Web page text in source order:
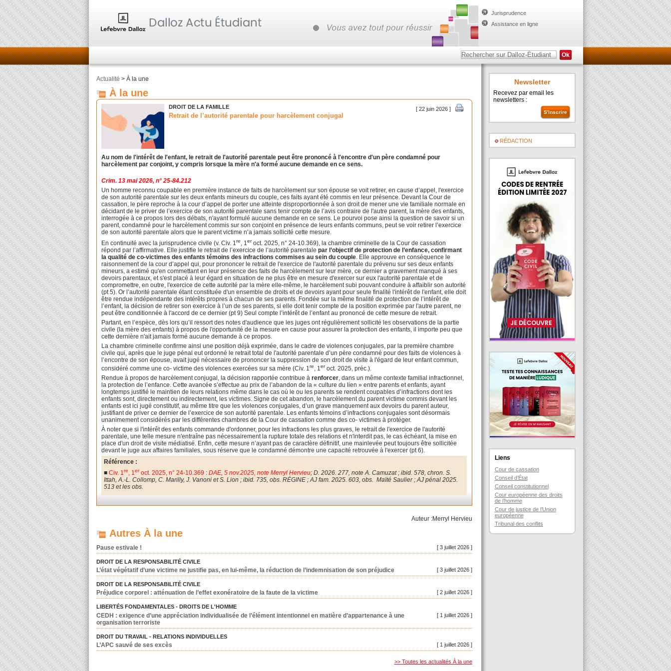
Jurisprudence
Assistance en ligne
Actualité > À la une
À la une
[ 22 juin 2026 ]
DROIT DE LA FAMILLE
Retrait de l’autorité parentale pour harcèlement conjugal
Au nom de l'intérêt de l'enfant, le retrait de l'autorité parentale peut être prononcé à l'encontre d'un père condamné pour
harcèlement par conjoint, y compris lorsque la mère n'a formé aucune demande en ce sens.
Crim. 13 mai 2026, n° 25-84.212
Un homme reconnu coupable en première instance de faits de harcèlement sur son épouse se voit retirer, en cause d’appel, l'exercice
de son autorité parentale sur les deux enfants mineurs du couple, ces faits ayant été commis en leur présence. Devant la Cour de
cassation, le père reproche à la cour d’appel de porter une atteinte disproportionnée à son droit de mener une vie familiale normale en
décidant de le priver de l’exercice de son autorité parentale sans tenir compte de l’avis contraire de l'autre parent, la mère des enfants,
interrogée à ce propos lors des débats, n'ayant formulé aucune demande en ce sens. Le pourvoi pose ainsi la question de savoir si un
parent, condamné pour le harcèlement commis sur son conjoint en présence de leurs enfants communs, peut se voir retirer l’exercice
de son autorité parentale alors que le parent victime n’a jamais sollicité cette mesure.
En continuité avec la jurisprudence civile (v. Civ. 1re, 1er oct. 2025, n° 24-10.369), la chambre criminelle de la Cour de cassation
répond par l’affirmative. Elle justifie le retrait de l’exercice de l’autorité parentalepar l’objectif de protection de l’enfance, confirmant
la qualité de co-victimes des enfants témoins des infractions commises au sein du couple. Elle approuve en conséquence le
raisonnement de la cour d’appel qui, pour prononcer le retrait de l'exercice de l'autorité parentale du prévenu sur ses deux enfants
mineurs, a estimé qu'en commettant en leur présence des faits de harcèlement sur leur mère, ce dernier a gravement manqué à ses
devoirs parentaux, et s'est placé à leur égard en situation de ne plus être en mesure d'exercer sur eux l'autorité parentale et de
compromettre, en outre, l'exercice de cette autorité par la mère elle-même, le harcèlement subi pouvant conduire à affaiblir son autorité
(pt 5). Or l’autorité parentale étant constituée d'un ensemble de droits et de devoirs ayant pour seule finalité l'intérêt de l'enfant, elle doit
être rendue indépendante des intérêts propres à chacun de ses parents. Fondée sur la même finalité de protection de l’intérêt de
l’enfant, la décision de retirer son exercice à l’un de ses parents, si elle doit tenir compte de la position exprimée par l'autre parent, ne
peut être conditionnée à l'accord de ce dernier (pt 9) Seul compte l’intérêt de l’enfant au prononcé de cette mesure de retrait.
Partant, en l’espèce, dès lors qu’il ressort des notes d'audience que les juges ont régulièrement sollicité les observations de la partie
civile (la mère des enfants) à propos de l'opportunité de la mesure en cause pour assurer la protection des enfants, il importe peu que
cette dernière n'ait jamais formé aucune demande à ce propos.
La chambre criminelle confirme ainsi une position déjà exprimée, dans le cadre de violences conjugales, par la première chambre
civile qui, après que le juge pénal eut ordonné le retrait total de l'autorité parentale d’un père condamné pour des faits de violences à
l’encontre de son épouse, avait jugé nécessaire de prononcer la suppression de son droit de visite à l'égard de leur enfant commun,
considéré comme une co- victime des violences exercées sur sa mère (Civ. 1re, 1er oct. 2025, préc.).
Rendue à propos de harcèlement conjugal, la décision rapportée contribue àrenforcer , dans un même contexte familial infractionnel,
la protection de l’enfance. Cette avancée s’effectue au prix de l’abandon de la « culture du lien » entre parents et enfants, ayant
longtemps justifié le maintien de leurs relations même dans le cas où le ou les parents se rendent coupables d’infractions dont les
enfants sont, directement ou indirectement, les victimes. Signe de cet abandon, le harcèlement du parent victime commis devant les
enfants est ici jugé constitutif, au même titre que les violences conjugales, d’un grave manquement aux devoirs du parent auteur,
justifiant de priver ce dernier de l’exercice de son autorité parentale. Les enfants témoins d’infractions conjugales sont désormais
unanimement considérés par les différentes chambres de la Cour de cassation comme des co- victimes à protéger.
À noter que si l'intérêt des enfants commande d'ordonner, pour les infractions les plus graves, le retrait de l'exercice de l'autorité
parentale, une telle mesure n'entraîne pas nécessairement la rupture totale des relations et n'interdit pas, le cas échéant, la mise en
place d'un droit de visite médiatisé. Enfin, cette mesure n’ayant pas de caractère définitif, une mainlevée peut toujours être sollicitée
devant le juge aux affaires familiales, sous réserve que le condamné démontre une capacité retrouvée à l'exercer (pt 6).
Référence :
■Civ. 1re, 1er oct. 2025, n° 24-10.369 :DAE, 5 nov.2025, note Merryl Hervieu; D. 2026. 277, note A. Camuzat ; ibid. 578, chron. S.
Ittah, A.-L. Collomp, C. Marilly, J. Vanoni et S. Lion ; ibid. 735, obs.RÉGINE ; AJ fam. 2025. 603, obs. Maïté Saulier ; AJ pénal 2025.
513 et les obs.
Auteur :Merryl Hervieu
Autres À la une
[ 3 juillet 2026 ]
Pause estivale !
DROIT DE LA RESPONSABILITÉ CIVILE
[ 3 juillet 2026 ]
L’état végétatif d’une victime ne justifie pas, en lui-même, la réduction de l’indemnisation de son préjudice
DROIT DE LA RESPONSABILITÉ CIVILE
[ 2 juillet 2026 ]
Préjudice corporel : atténuation de l’effet exonératoire de la faute de la victime
LIBERTÉS FONDAMENTALES - DROITS DE L'HOMME
[ 1 juillet 2026 ]
CEDH : exigence d’une appréciation individualisée de l’élément intentionnel en matière d’appartenance à une
organisation terroriste
DROIT DU TRAVAIL - RELATIONS INDIVIDUELLES
[ 1 juillet 2026 ]
L’APC sauvé de ses excès
>> Toutes les actualités À la une
Newsletter
Recevez par email les
newsletters :
RÉDACTION
Liens
Cour de cassation
Conseil d’État
Conseil constitutionnel
Cour européenne des droits
de l’homme
Cour de justice de l’Union
européenne
Tribunal des conflits